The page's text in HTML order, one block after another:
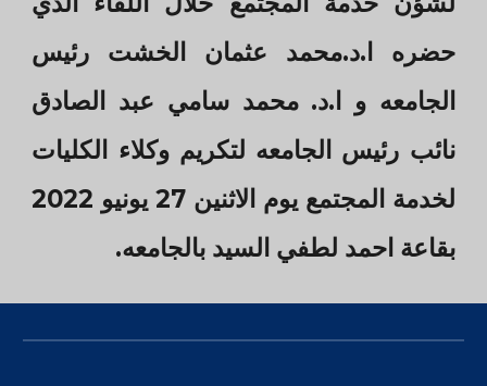
حضره ا.د.محمد عثمان الخشت رئيس
الجامعه و ا.د. محمد سامي عبد الصادق
نائب رئيس الجامعه لتكريم وكلاء الكليات
لخدمة المجتمع يوم الاثنين 27 يونيو 2022
بقاعة احمد لطفي السيد بالجامعه.